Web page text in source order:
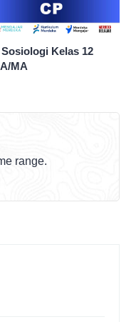
Kelas 12
MA
range.